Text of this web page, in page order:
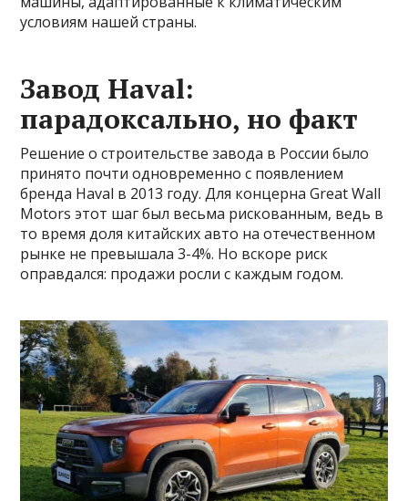
условиям нашей страны.
Завод Haval:
парадоксально, но факт
Решение о строительстве завода в России было
принято почти одновременно с появлением
бренда Haval в 2013 году. Для концерна Great Wall
Motors этот шаг был весьма рискованным, ведь в
то время доля китайских авто на отечественном
рынке не превышала 3-4%. Но вскоре риск
оправдался: продажи росли с каждым годом.